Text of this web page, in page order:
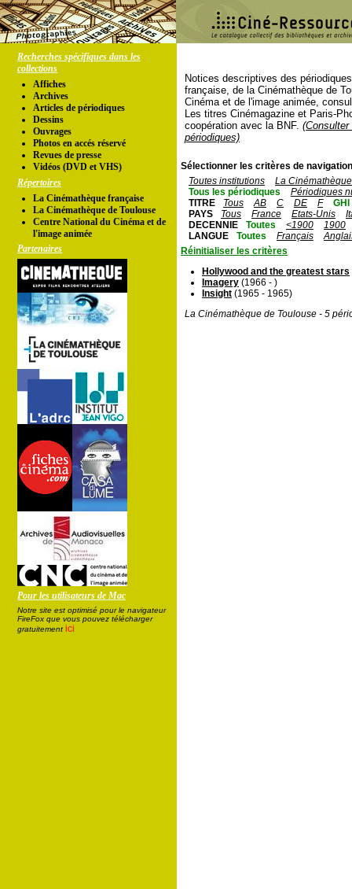
Recherches spécifiques dans les
collections
Affiches
Archives
Articles de périodiques
Dessins
Ouvrages
Photos en accés réservé
Revues de presse
Vidéos (DVD et VHS)
Répertoires
La Cinémathèque française
La Cinémathèque de Toulouse
Centre National du Cinéma et de
l'image animée
Partenaires
Pour les utilisateurs de Mac
Notre site est optimisé pour le navigateur
FireFox que vous pouvez télécharger
gratuitement ici
Notices descriptives des
française, de la Cinémathèque de
Cinéma et de l'image animée,
Les titres Cinémagazine et Paris-
coopération avec la BNF.
périodiques)
Sélectionner les critères de
Toutes institutions
La
Tous les périodiques
Périodiques
TITRE
Tous AB C DE F
GHI
PAYS
Tous France Etats-Unis
DECENNIE
Toutes <1900
1900
LANGUE
Toutes Français
Réinitialiser les critères
Hollywood and the greatest stars
Imagery (1966 - )
Insight (1965 - 1965)
La Cinémathèque de Toulouse - 5